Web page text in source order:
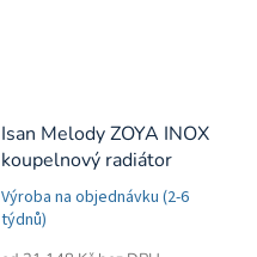
Isan Melody ZOYA INOX
koupelnový radiátor
Výroba na objednávku (2-6
týdnů)